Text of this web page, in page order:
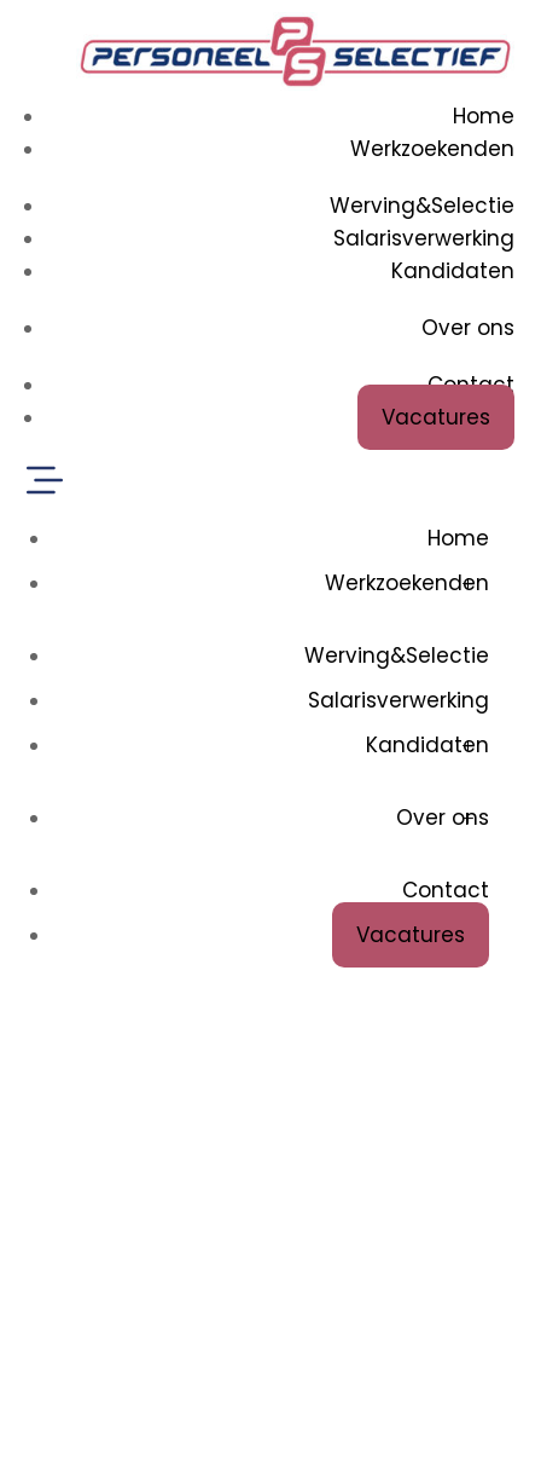
Home
Werkzoekenden
Werving&Selectie
Salarisverwerking
Kandidaten
Over ons
Contact
Vacatures
Home
Werkzoekenden
Werving&Selectie
Salarisverwerking
Kandidaten
Over ons
Contact
Vacatures